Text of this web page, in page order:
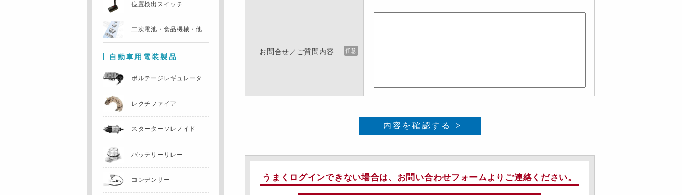
お問合せ／ご質問内容 任意
内容を確認する
うまくログインできない場合は、お問い合わせフォームよりご連絡ください。
位置検出スイッチ
二次電池・食品機械・他
自動車用電装製品
ボルテージレギュレータ
レクチファイア
スターターソレノイド
バッテリーリレー
コンデンサー